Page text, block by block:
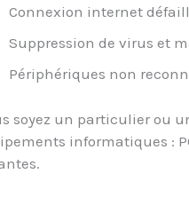
Connexion internet
Suppression de virus et
Périphériques non
soyez un particulier ou
informatiques :